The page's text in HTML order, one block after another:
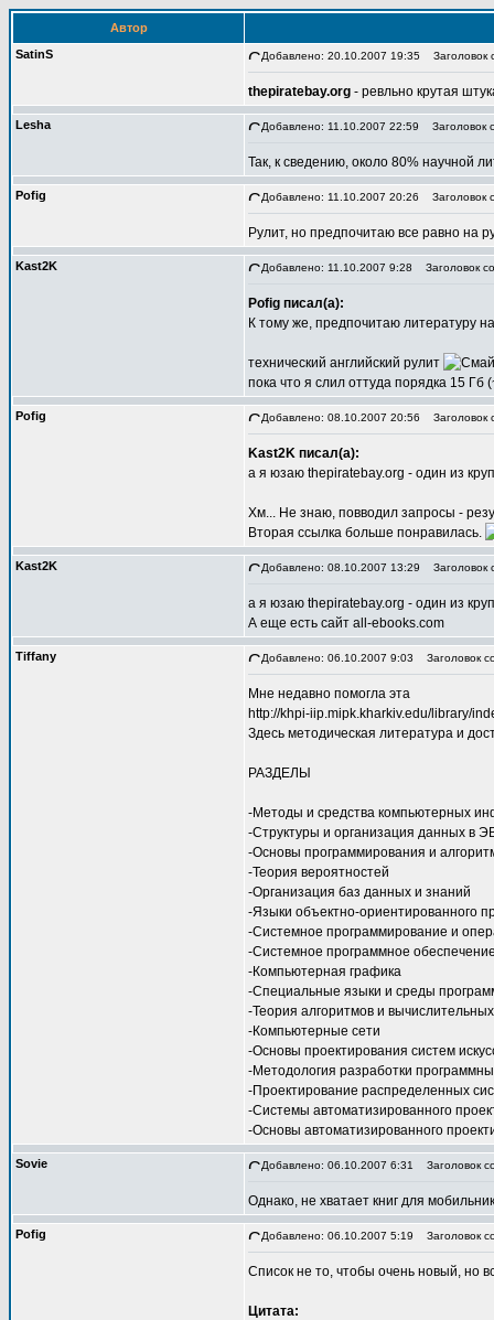
Автор
SatinS
Добавлено: 20.10.2007 19:35 Заголовок
thepiratebay.org - ревльно крутая
Lesha Добавлено: 11.10.2007 22:59 Заголовок
Так, к сведению, около 80% научной
Pofig Добавлено: 11.10.2007 20:26 Заголовок
Рулит, но предпочитаю все равно на
Kast2K Добавлено: 11.10.2007 9:28 Заголовок
Pofig писал(а):
К тому же, предпочитаю литературу
технический английский рулит
пока что я слил оттуда порядка 15
Pofig Добавлено: 08.10.2007 20:56 Заголовок
Kast2K писал(а):
а я юзаю thepiratebay.org - один из
Хм... Не знаю, повводил запросы -
Вторая ссылка больше понравилась.
Kast2K Добавлено: 08.10.2007 13:29 Заголовок
а я юзаю thepiratebay.org - один из
А еще есть сайт all-ebooks.com
Tiffany Добавлено: 06.10.2007 9:03 Заголовок
Мне недавно помогла эта
http://khpi-iip.mipk.kharkiv.edu/library/
Здесь методическая литература и
РАЗДЕЛЫ
-Методы и средства компьютерных
-Структуры и организация данных в
-Основы программирования и
-Теория вероятностей
-Организация баз данных и знаний
-Языки объектно-ориентированного
-Системное программирование и
-Системное программное
-Компьютерная графика
-Специальные языки и среды
-Теория алгоритмов и
-Компьютерные сети
-Основы проектирования систем
-Методология разработки
-Проектирование распределенных
-Системы автоматизированного
-Основы автоматизированного
Sovie Добавлено: 06.10.2007 6:31 Заголовок
Однако, не хватает книг для
Pofig Добавлено: 06.10.2007 5:19 Заголовок
Список не то, чтобы очень новый, но
Цитата: